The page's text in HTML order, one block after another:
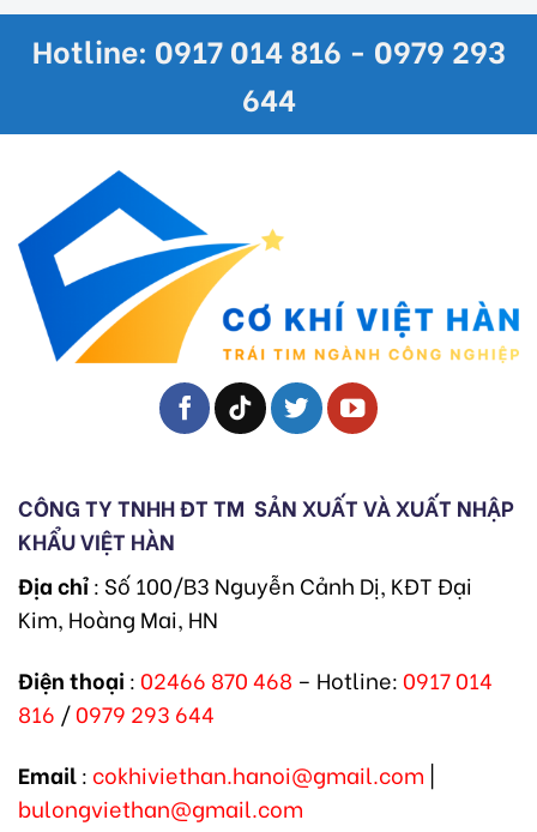
Hotline: 0917 014 816 - 0979 293
644
CÔNG TY TNHH ĐT TM SẢN XUẤT VÀ XUẤT NHẬP
KHẨU VIỆT HÀN
Địa chỉ: Số 100/B3 Nguyễn Cảnh Dị, KĐT Đại
Kim, Hoàng Mai, HN
Điện thoại : 02466 870 468 – Hotline: 0917 014
816 /0979 293 644
Email: cokhiviethan.hanoi@gmail.com |
bulongviethan@gmail.com